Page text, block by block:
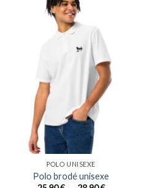
POLO UNISEXE
Polo brodé unisexe